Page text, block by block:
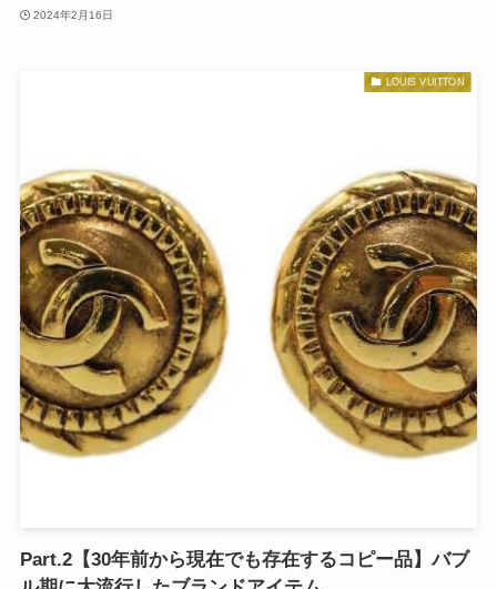
2024年2月16日
LOUIS VUITTON
Part.2【30年前から現在でも存在するコピー品】バブ